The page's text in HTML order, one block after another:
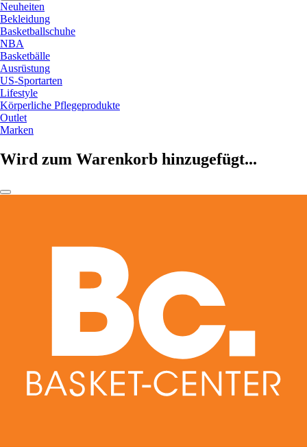
Neuheiten
Bekleidung
Basketballschuhe
NBA
Basketbälle
Ausrüstung
US-Sportarten
Lifestyle
Körperliche Pflegeprodukte
Outlet
Marken
Wird zum Warenkorb hinzugefügt...